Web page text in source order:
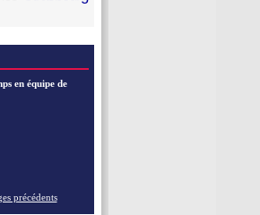
en équipe de
précédents